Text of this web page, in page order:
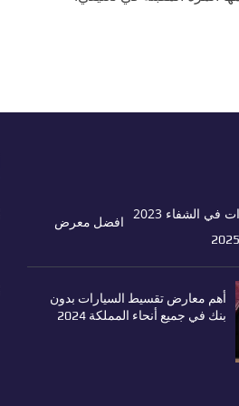
افضل معرض
أهم معارض تقسيط السيارات بدون
بنك في جميع أنحاء المملكة 2024